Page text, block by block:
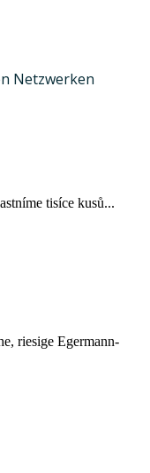
Netzwerken
tisíce kusů...
riesige Egermann-